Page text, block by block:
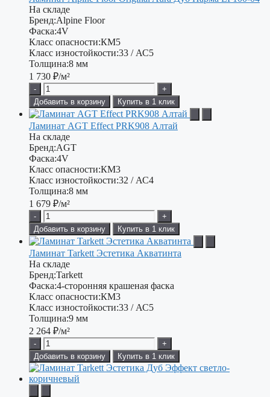
На складе
Бренд:Alpine Floor
Фаска:4V
Класс опасности:КМ5
Класс изностойкости:33 / АС5
Толщина:8 мм
1 730 ₽/м²
-
+
Добавить в корзину
Купить в 1 клик
Ламинат AGT Effect PRK908 Алтай
На складе
Бренд:AGT
Фаска:4V
Класс опасности:КМ3
Класс изностойкости:32 / АС4
Толщина:8 мм
1 679 ₽/м²
-
+
Добавить в корзину
Купить в 1 клик
Ламинат Tarkett Эстетика Акватинта
На складе
Бренд:Tarkett
Фаска:4-сторонняя крашеная фаска
Класс опасности:КМ3
Класс изностойкости:33 / АС5
Толщина:9 мм
2 264 ₽/м²
-
+
Добавить в корзину
Купить в 1 клик